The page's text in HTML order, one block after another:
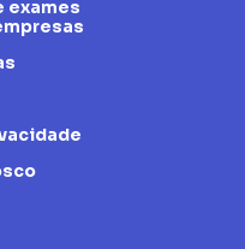
exames